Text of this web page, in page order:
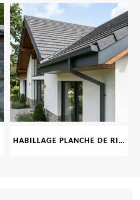
HABILLAGE PLANCHE DE RIVE 69